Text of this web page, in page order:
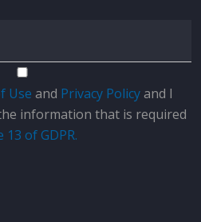
Use and Privacy Policyand I
information that is required
13 of GDPR.